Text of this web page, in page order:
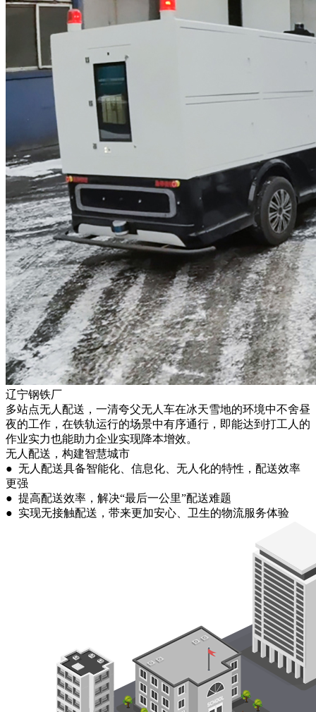
辽宁钢铁厂
多站点无人配送，一清夸父无人车在冰天雪地的环境中不舍昼
夜的工作，在铁轨运行的场景中有序通行，即能达到打工人的
作业实力也能助力企业实现降本增效。
无人配送，构建智慧城市
● 无人配送具备智能化、信息化、无人化的特性，配送效率
更强
● 提高配送效率，解决“最后一公里”配送难题
● 实现无接触配送，带来更加安心、卫生的物流服务体验